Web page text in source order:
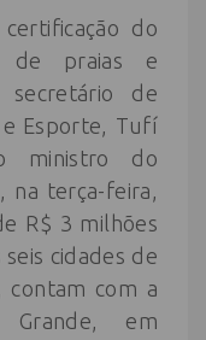
do
de praias e
secretário de
Esporte, Tufí
ministro do
na terça-feira,
R$ 3 milhões
cidades de
contam com a
em